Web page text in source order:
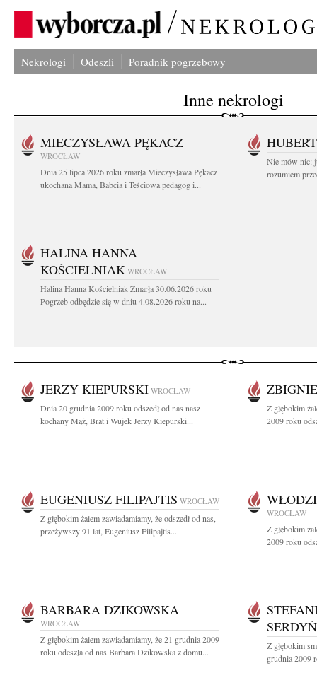
Nekrologi Odeszli Poradnik pogrzebowy
Inne nekrologi
MIECZYSŁAWA PĘKACZ
WROCŁAW
Dnia 25 lipca 2026 roku zmarła Mieczysława Pękacz
ukochana Mama, Babcia i Teściowa pedagog i...
Nie mów nic:
rozumiem
HALINA HANNA
KOŚCIELNIAK WROCŁAW
Halina Hanna Kościelniak Zmarła 30.06.2026 roku
Pogrzeb odbędzie się w dniu 4.08.2026 roku na...
JERZY KIEPURSKI WROCŁAW
Dnia 20 grudnia 2009 roku odszedł od nas nasz
kochany Mąż, Brat i Wujek Jerzy Kiepurski...
Z głębokim
2009 roku
EUGENIUSZ FILIPAJTIS WROCŁAW
Z głębokim żalem zawiadamiamy, że odszedł od nas,
przeżywszy 91 lat, Eugeniusz Filipajtis...
WROCŁAW
Z głębokim
2009 roku
BARBARA DZIKOWSKA
WROCŁAW
Z głębokim żalem zawiadamiamy, że 21 grudnia 2009
roku odeszła od nas Barbara Dzikowska z domu...
Z głębokim
grudnia 2009